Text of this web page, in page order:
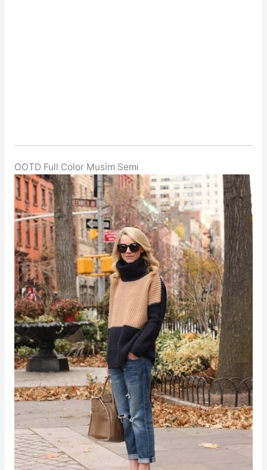
OOTD Full Color Musim Semi